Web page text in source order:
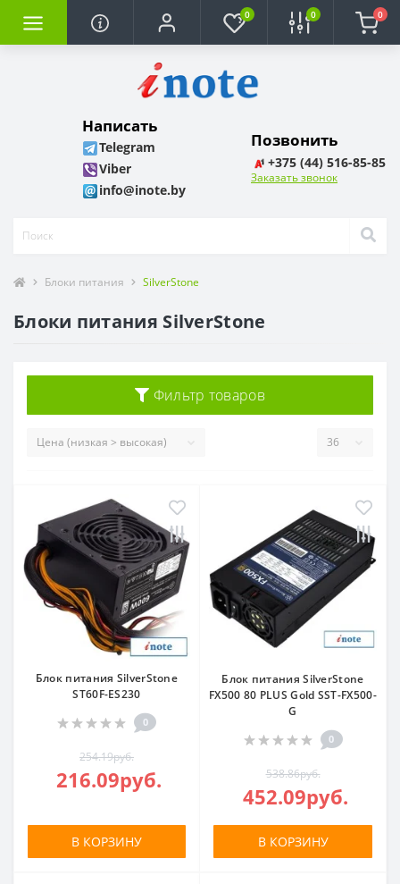
0 0 0
Написать
Telegram
Viber
info@inote.by
Позвонить
+375 (44) 516-85-85
Заказать звонок
Блоки питания SilverStone
Блоки питания SilverStone
Фильтр товаров
Блок питания SilverStone
ST60F-ES230
0
254.19руб.
216.09руб.
В КОРЗИНУ
Блок питания SilverStone
FX500 80 PLUS Gold SST-FX500-
G
0
538.86руб.
452.09руб.
В КОРЗИНУ